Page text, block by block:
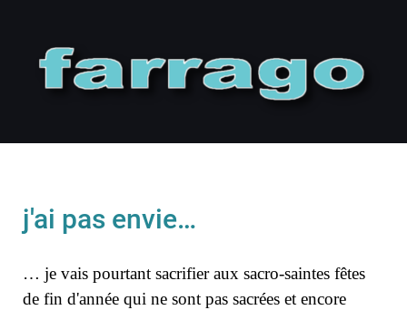
j'ai pas envie…
… je vais pourtant sacrifier aux sacro-saintes fêtes
de fin d'année qui ne sont pas sacrées et encore